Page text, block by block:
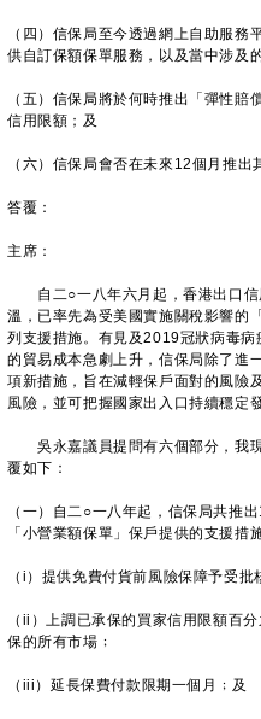
（四）信保局至今透過網上自助服
供自訂保額保單服務，以及當中涉及
（五）信保局將於何時推出「彈性
信用限額；及
（六）信保局會否在未來12個月推
答覆：
主席：
自二○一八年六月起，香港出口信
溫，已率先為受美國實施關稅影響的
列支援措施。有見及2019冠狀病毒
的貿易成本急劇上升，信保局除了進
項新措施，旨在減輕保戶面對的風險
風險，並可把握國家出入口持續穩定
吳永嘉議員提問有六個部分，我現
覆如下：
（一）自二○一八年起，信保局共推
「小營業額保單」保戶提供的支援措
（i）提供免費付貨前風險保障予受
（ii）上調已承保的買家信用限額百
保的所有市場﹔
（iii）延長保費付款限期一個月﹔及